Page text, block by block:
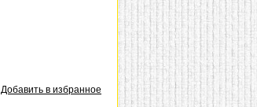
Добавить в избранное